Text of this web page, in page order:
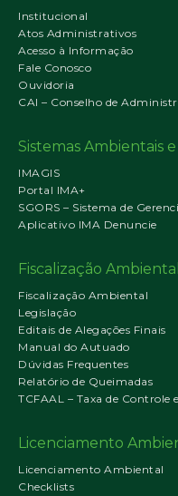
Institucional
Atos Administrativos
Acesso à Informação
Fale Conosco
Ouvidoria
CAI – Conselho de
Sistemas Ambientais
IMAGIS
Portal IMA+
SGORS – Sistema de
Aplicativo IMA Denuncie
Fiscalização Ambiental
Fiscalização Ambiental
Legislação
Editais de Alegações Finais
Manual do Autuado
Dúvidas Frequentes
Relatório de Queimadas
TCFAAL – Taxa de
Licenciamento
Licenciamento Ambiental
Checklists